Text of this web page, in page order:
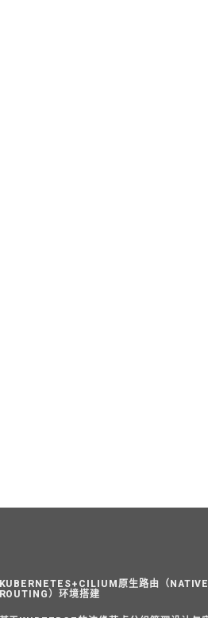
KUBERNETES+CILIUM原生路由（NATIVE
ROUTING）环境搭建